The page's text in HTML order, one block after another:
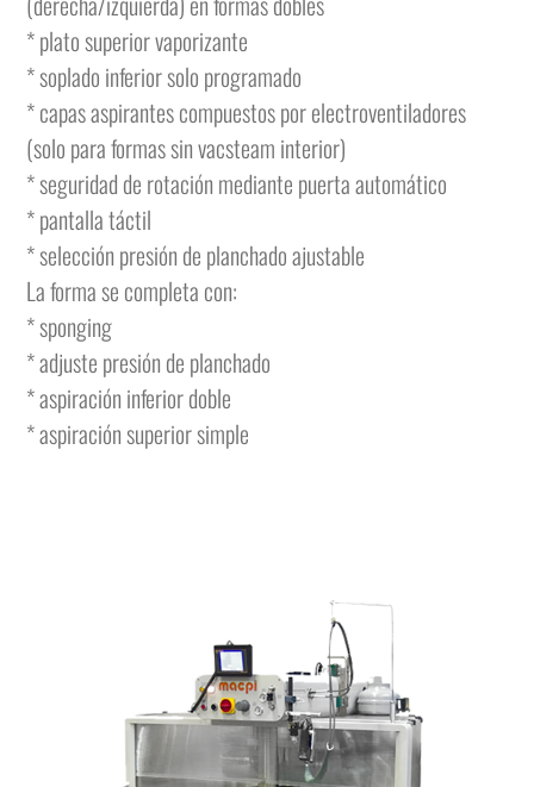
* plato superior vaporizante
* soplado inferior solo programado
* capas aspirantes compuestos por electroventiladores
(solo para formas sin vacsteam interior)
* seguridad de rotación mediante puerta automático
* pantalla táctil
* selección presión de planchado ajustable
La forma se completa con:
* sponging
* adjuste presión de planchado
* aspiración inferior doble
* aspiración superior simple